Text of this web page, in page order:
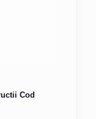
Cod